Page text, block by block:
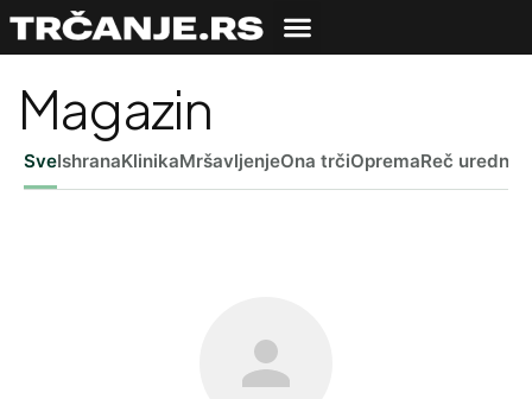
Magazin
SveIshranaKlinikaMršavljenjeOna trčiOpremaReč